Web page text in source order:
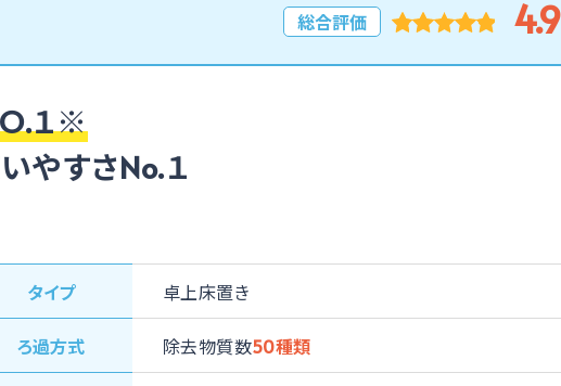
総合評価 4.9
１※
やすさNo.１
タイプ 卓上床置き
ろ過⽅式 除去物質数50種類